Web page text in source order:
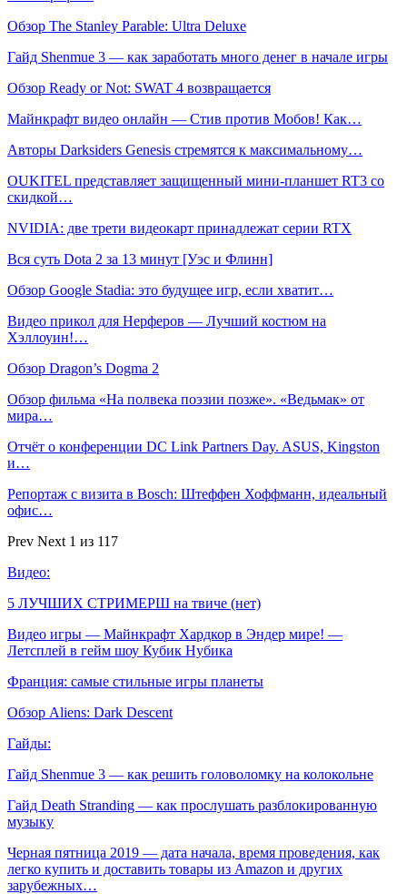
Обзор The Stanley Parable: Ultra Deluxe
Гайд Shenmue 3 — как заработать много денег в начале игры
Обзор Ready or Not: SWAT 4 возвращается
Майнкрафт видео онлайн — Стив против Мобов! Как…
Авторы Darksiders Genesis стремятся к максимальному…
OUKITEL представляет защищенный мини-планшет RT3 со
скидкой…
NVIDIA: две трети видеокарт принадлежат серии RTX
Вся суть Dota 2 за 13 минут [Уэс и Флинн]
Обзор Google Stadia: это будущее игр, если хватит…
Видео прикол для Нерферов — Лучший костюм на
Хэллоуин!…
Обзор Dragon’s Dogma 2
Обзор фильма «На полвека поэзии позже». «Ведьмак» от
мира…
Отчёт о конференции DC Link Partners Day. ASUS, Kingston
и…
Репортаж с визита в Bosch: Штеффен Хоффманн, идеальный
офис…
Prev Next 1 из 117
Видео:
5 ЛУЧШИХ СТРИМЕРШ на твиче (нет)
Видео игры — Майнкрафт Хардкор в Эндер мире! —
Летсплей в гейм шоу Кубик Нубика
Франция: самые стильные игры планеты
Обзор Aliens: Dark Descent
Гайды:
Гайд Shenmue 3 — как решить головоломку на колокольне
Гайд Death Stranding — как прослушать разблокированную
музыку
Черная пятница 2019 — дата начала, время проведения, как
легко купить и доставить товары из Amazon и других
зарубежных…